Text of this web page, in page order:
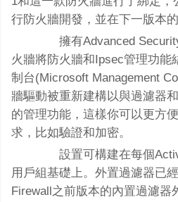
行防火牆開發，並在下一版本
擁有Advanced
火牆將防火牆和Ipsec管理功能
制台(Microsoft Management
牆驅動被重新建構以與過濾器
的管理功能，這樣你可以更方
求，比如驗證和加密。
設置可構建在每個
用戶組基礎上。外置過濾器已
Firewall之前版本的內置過濾器